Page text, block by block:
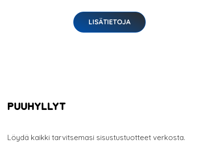
LISÄTIETOJA
Löydä kaikki tarvitsemasi sisustustuotteet verkosta.